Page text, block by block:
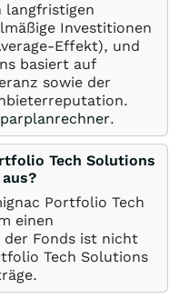
langfristigen
Investitionen
Effekt), und
basiert auf
sowie der
.
Tech Solutions
Portfolio Tech
einen
der Fonds ist nicht
Tech Solutions